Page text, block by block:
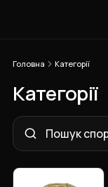
Головна Категорії
Категорії